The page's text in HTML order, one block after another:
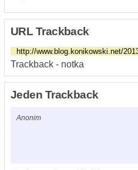
URL Trackback
Trackback - notka
Jeden Trackback
Anonim